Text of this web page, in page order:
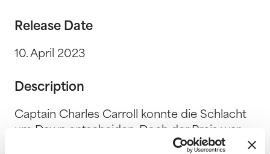
Release Date
10. April 2023
Description
Captain Charles Carroll konnte die Schlacht
um Dawn entscheiden. Doch der Preis war
hoch: Die Flotte der Hegemonie ist